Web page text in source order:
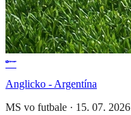
Anglicko - Argentína
MS vo futbale · 15. 07. 2026